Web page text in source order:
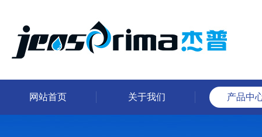
网站首页 关于我们 产品中